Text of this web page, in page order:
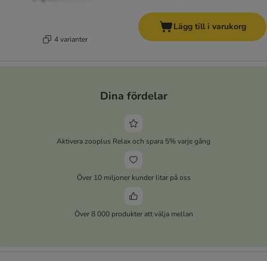
4 varianter
Lägg till i varukorg
Dina fördelar
Aktivera zooplus Relax och spara 5% varje gång
Över 10 miljoner kunder litar på oss
Över 8 000 produkter att välja mellan